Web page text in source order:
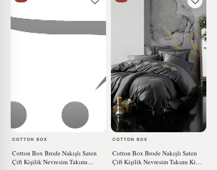
COTTON BOX
Cotton Box Brode Nakışlı Saten
Çift Kişilik Nevresim Takımı
COTTON BOX
Cotton Box Brode Nakışlı Saten
Çift Kişilik Nevresim Takımı King